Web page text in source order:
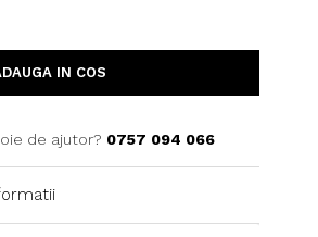
IN COS
de ajutor? 0757 094 066